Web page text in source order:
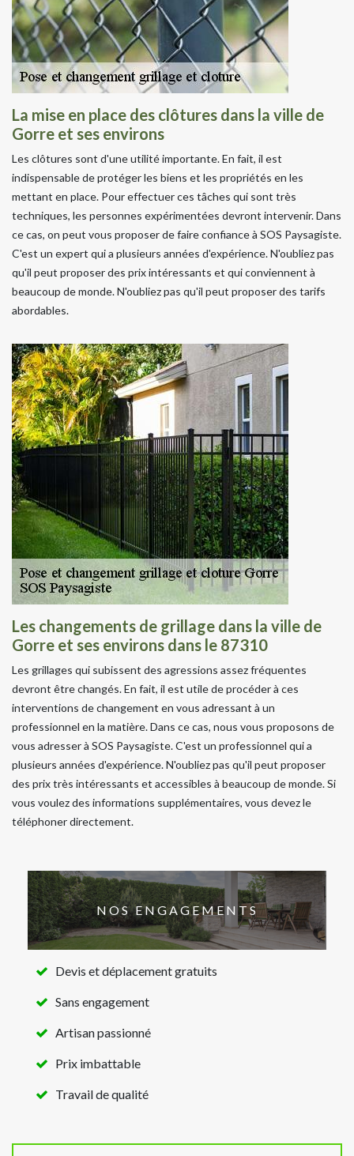
La mise en place des clôtures dans la ville de
Gorre et ses environs
Les clôtures sont d'une utilité importante. En fait, il est
indispensable de protéger les biens et les propriétés en les
mettant en place. Pour effectuer ces tâches qui sont très
techniques, les personnes expérimentées devront intervenir. Dans
ce cas, on peut vous proposer de faire confiance à SOS Paysagiste.
C'est un expert qui a plusieurs années d'expérience. N'oubliez pas
qu'il peut proposer des prix intéressants et qui conviennent à
beaucoup de monde. N'oubliez pas qu'il peut proposer des tarifs
abordables.
Les changements de grillage dans la ville de
Gorre et ses environs dans le 87310
Les grillages qui subissent des agressions assez fréquentes
devront être changés. En fait, il est utile de procéder à ces
interventions de changement en vous adressant à un
professionnel en la matière. Dans ce cas, nous vous proposons de
vous adresser à SOS Paysagiste. C'est un professionnel qui a
plusieurs années d'expérience. N'oubliez pas qu'il peut proposer
des prix très intéressants et accessibles à beaucoup de monde. Si
vous voulez des informations supplémentaires, vous devez le
téléphoner directement.
NOS ENGAGEMENTS
Devis et déplacement gratuits
Sans engagement
Artisan passionné
Prix imbattable
Travail de qualité